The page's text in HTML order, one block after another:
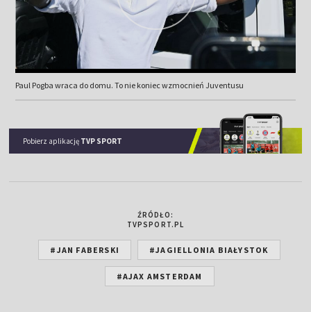
Paul Pogba wraca do domu. To nie koniec wzmocnień Juventusu
Pobierz aplikację TVP SPORT
ŹRÓDŁO:
TVPSPORT.PL
#JAN FABERSKI #JAGIELLONIA BIAŁYSTOK
#AJAX AMSTERDAM